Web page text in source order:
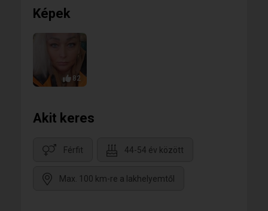
Képek
82
Akit keres
Férfit 44-54 év között
Max. 100 km-re a lakhelyemtől